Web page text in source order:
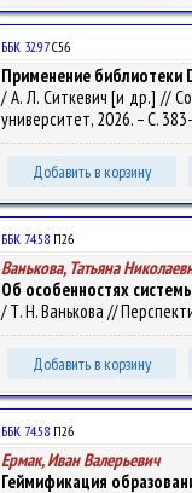
ББК 32.97С56
Применение библиотеки
/ А. Л. Ситкевич [и др.] //
университет, 2026. – С.
Добавить в корзину
ББК 74.58 П26
Ванькова, Татьяна
Об особенностях
/ Т. Н. Ванькова //
Добавить в корзину
ББК 74.58 П26
Ермак, Иван Валерьевич
Геймификация